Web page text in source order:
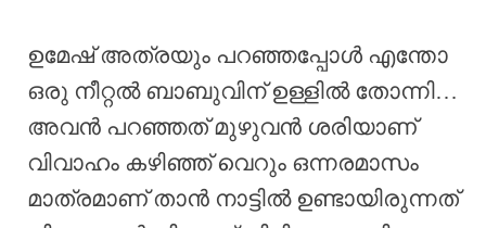
ഉമേഷ് അത്രയും പറഞ്ഞപ്പോൾ എന്തോ
ഒരു നീറ്റൽ ബാബുവിന് ഉള്ളിൽ തോന്നി…
അവൻ പറഞ്ഞത് മുഴുവൻ ശരിയാണ്
വിവാഹം കഴിഞ്ഞ് വെറും ഒന്നരമാസം
മാത്രമാണ് താൻ നാട്ടിൽ ഉണ്ടായിരുന്നത്